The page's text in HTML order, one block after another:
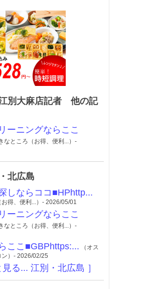
別大麻店記者 他の記
ーニングならここ
なところ（お得、便利...）-
北広島
しならココ■HPhttp...
お得、便利...）- 2026/05/01
ーニングならここ
なところ（お得、便利...）-
ここ■GBPhttps:... （オス
）- 2026/02/25
見る... 江別・北広島 ］